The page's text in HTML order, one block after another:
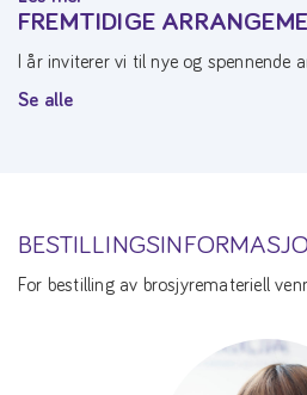
FREMTIDIGE
I år inviterer vi til nye og spennende
Se alle
For bestilling av brosjyremateriell